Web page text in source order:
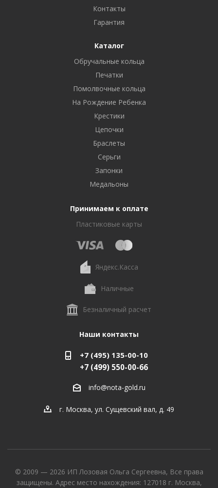
Контакты
Гарантия
Каталог
Обручальные кольца
Печатки
Помолвочные кольца
На Рождение Ребенка
Крестики
Цепочки
Браслеты
Серьги
Запонки
Медальоны
Принимаем к оплате
Пластиковые карты
Яндекс.Касса
Наличные
Безналичный расчет
Наши контакты
+7 (495) 135-00-10
+7 (499) 550-00-66
info@nota-gold.ru
г. Москва, ул. Сущевский вал, д. 49
© 2009 — 2026 ИП Лозовая Ольга Сергеевна, Все права
защищены. Адрес место нахождения: 127018 г. Москва,